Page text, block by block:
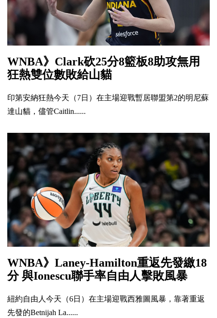
WNBA》Clark砍25分8籃板8助攻無用
狂熱雙位數敗給山貓
印第安納狂熱今天（7日）在主場迎戰暫居聯盟第2的明尼蘇
達山貓，儘管Caitlin......
WNBA》Laney-Hamilton重返先發繳18
分 與Ionescu聯手率自由人擊敗風暴
紐約自由人今天（6日）在主場迎戰西雅圖風暴，靠著重返
先發的Betnijah La......